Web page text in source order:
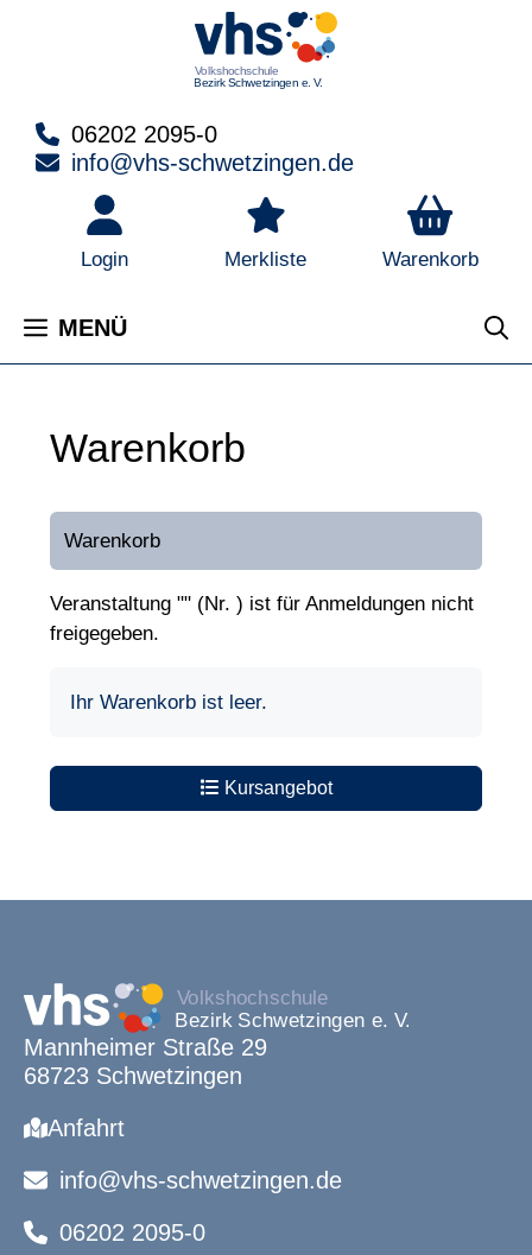
06202 2095-0
info@vhs-schwetzingen.de
Login Merkliste Warenkorb
MENÜ
Warenkorb
Warenkorb
Veranstaltung "" (Nr. ) ist für Anmeldungen nicht
freigegeben.
Ihr Warenkorb ist leer.
Kursangebot
Mannheimer Straße 29
68723 Schwetzingen
Anfahrt
info@vhs-schwetzingen.de
06202 2095-0